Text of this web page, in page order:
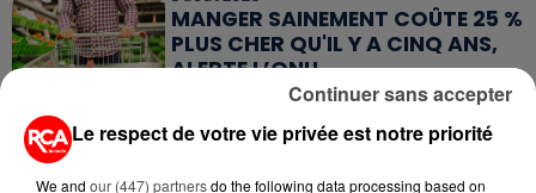
MANGER SAINEMENT COÛTE 25 %
PLUS CHER QU'IL Y A CINQ ANS,
ALERTE L’ONU
5 août 2026
QUELLES SONT LES MARQUES QUI
Le respect de votre vie privée est notre priorité
We and our (447) partnersdo the following data processing based on
Continuer sans accepter